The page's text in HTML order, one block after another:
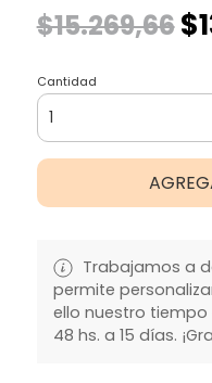
$15.269,66
Cantidad
Trabajamos a
permite
ello nuestro
48 hs. a 15 días.